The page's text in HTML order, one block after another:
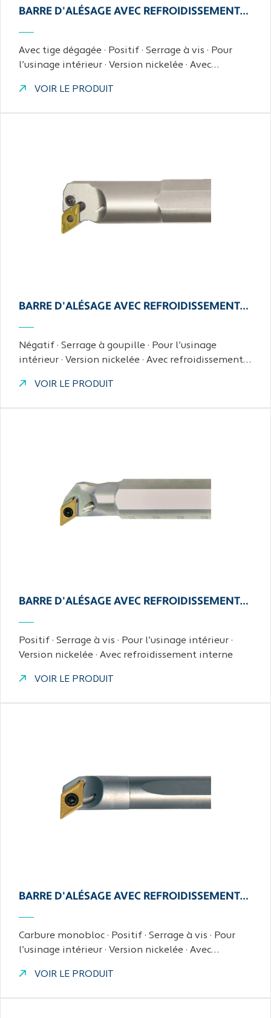
BARRE D'ALÉSAGE AVEC REFROIDISSEMENT…
Avec tige dégagée · Positif · Serrage à vis · Pour
l’usinage intérieur · Version nickelée · Avec…
VOIR LE PRODUIT
BARRE D'ALÉSAGE AVEC REFROIDISSEMENT…
Négatif · Serrage à goupille · Pour l’usinage
intérieur · Version nickelée · Avec refroidissement…
VOIR LE PRODUIT
BARRE D'ALÉSAGE AVEC REFROIDISSEMENT…
Positif · Serrage à vis · Pour l’usinage intérieur ·
Version nickelée · Avec refroidissement interne
VOIR LE PRODUIT
BARRE D'ALÉSAGE AVEC REFROIDISSEMENT…
Carbure monobloc · Positif · Serrage à vis · Pour
l’usinage intérieur · Version nickelée · Avec…
VOIR LE PRODUIT